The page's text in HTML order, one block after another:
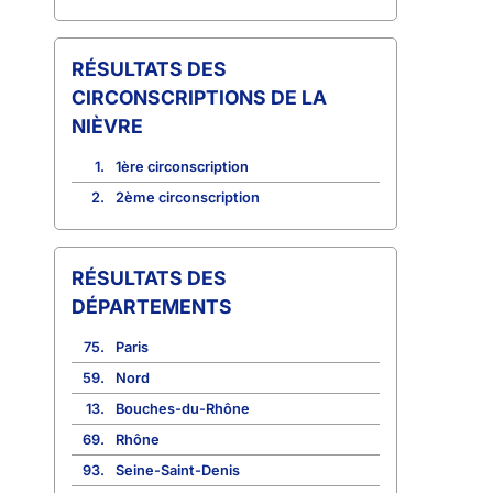
CIRCONSCRIPTIONS DE LA
NIÈVRE
1.
1ère circonscription
2.
2ème circonscription
RÉSULTATS DES
DÉPARTEMENTS
75.
Paris
59.
Nord
13.
Bouches-du-Rhône
69.
Rhône
93.
Seine-Saint-Denis